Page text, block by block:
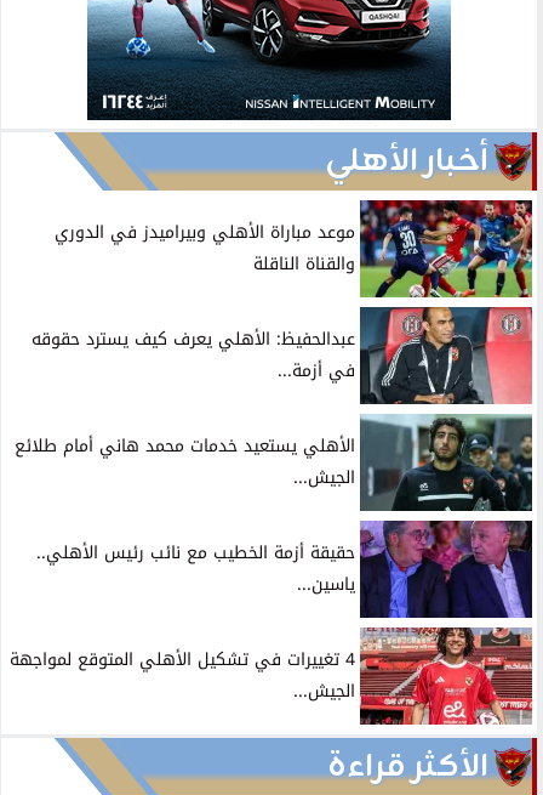
أخبار الأهلي
موعد مباراة الأهلي وبيراميدز في الدوري
والقناة الناقلة
عبدالحفيظ: الأهلي يعرف كيف يسترد حقوقه
في أزمة...
الأهلي يستعيد خدمات محمد هاني أمام طلائع
الجيش...
حقيقة أزمة الخطيب مع نائب رئيس الأهلي..
ياسين...
4 تغييرات في تشكيل الأهلي المتوقع لمواجهة
الجيش...
الأكثر قراءة